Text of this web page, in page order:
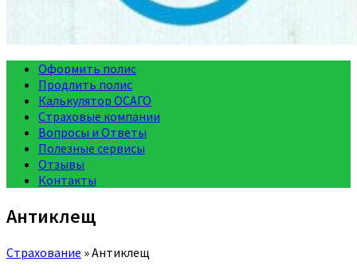
Оформить полис
Продлить полис
Калькулятор ОСАГО
Страховые компании
Вопросы и Ответы
Полезные сервисы
Отзывы
Контакты
Антиклещ
Страхование »Антиклещ